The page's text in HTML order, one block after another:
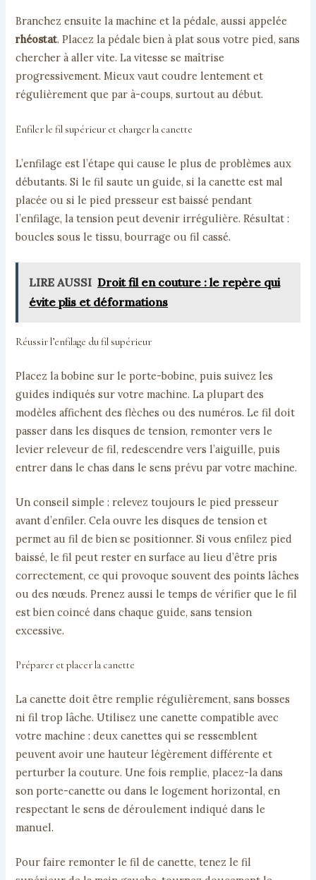
Branchez ensuite la machine et la pédale, aussi appelée
rhéostat. Placez la pédale bien à plat sous votre pied, sans
chercher à aller vite. La vitesse se maîtrise
progressivement. Mieux vaut coudre lentement et
régulièrement que par à-coups, surtout au début.
Enfiler le fil supérieur et charger la canette
L’enfilage est l’étape qui cause le plus de problèmes aux
débutants. Si le fil saute un guide, si la canette est mal
placée ou si le pied presseur est baissé pendant
l’enfilage, la tension peut devenir irrégulière. Résultat :
boucles sous le tissu, bourrage ou fil cassé.
LIRE AUSSI Droit fil en couture : le repère qui
évite plis et déformations
Réussir l’enfilage du fil supérieur
Placez la bobine sur le porte-bobine, puis suivez les
guides indiqués sur votre machine. La plupart des
modèles affichent des flèches ou des numéros. Le fil doit
passer dans les disques de tension, remonter vers le
levier releveur de fil, redescendre vers l’aiguille, puis
entrer dans le chas dans le sens prévu par votre machine.
Un conseil simple : relevez toujours le pied presseur
avant d’enfiler. Cela ouvre les disques de tension et
permet au fil de bien se positionner. Si vous enfilez pied
baissé, le fil peut rester en surface au lieu d’être pris
correctement, ce qui provoque souvent des points lâches
ou des nœuds. Prenez aussi le temps de vérifier que le fil
est bien coincé dans chaque guide, sans tension
excessive.
Préparer et placer la canette
La canette doit être remplie régulièrement, sans bosses
ni fil trop lâche. Utilisez une canette compatible avec
votre machine : deux canettes qui se ressemblent
peuvent avoir une hauteur légèrement différente et
perturber la couture. Une fois remplie, placez-la dans
son porte-canette ou dans le logement horizontal, en
respectant le sens de déroulement indiqué dans le
manuel.
Pour faire remonter le fil de canette, tenez le fil